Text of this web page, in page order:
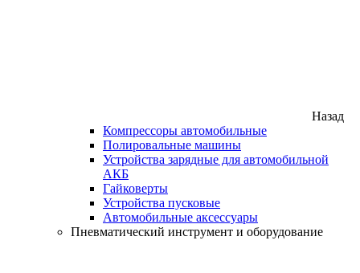
Назад
Компрессоры автомобильные
Полировальные машины
Устройства зарядные для автомобильной
АКБ
Гайковерты
Устройства пусковые
Автомобильные аксессуары
Пневматический инструмент и оборудование